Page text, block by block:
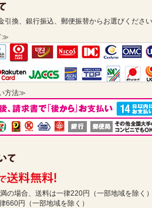
引換、銀行振込、郵便振替からお選びくださ
≫
方法≫
の場合、送料は一律220円（一部地域を除く
660円（一部地域を除く）